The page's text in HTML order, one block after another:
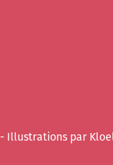
- Illustrations par